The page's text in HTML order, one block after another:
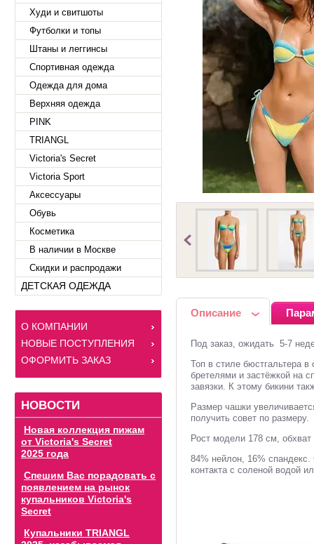
Худи и свитшоты
Футболки и топы
Штаны и леггинсы
Спортивная одежда
Одежда для дома
Верхняя одежда
PINK
TRIANGL
Victoria's Secret
Victoria Sport
Аксессуары
Обувь
Косметика
В наличии в Москве
Скидки и распродажи
ДЕТСКАЯ ОДЕЖДА
О КОМПАНИИ
НОВЫЕ ПОСТУПЛЕНИЯ
ОФОРМИТЬ ЗАКАЗ
НОВОСТИ
Новая коллекция пижам
от Victoria's Secret
2025 года
Спешим Вас порадовать с
появлением на рынок
купальников Victoria's
Secret
Купальники TRIANGL
Описание
Под заказ, ожидать 5-7
Топ в стиле бюстгальтера
бретелями и застёжкой на
завязки. К этому бикини
Размер чашки
получить совет по размеру.
Рост модели 178 см,
84% нейлон, 16%
контакта с соленой водой